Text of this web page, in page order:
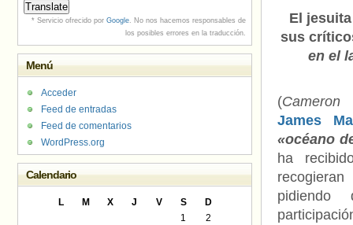
El
sus
en el
(Cameron
James
«océano
ha
* Servicio ofrecido por Google. No nos hacemos responsables de
los posibles errores en la traducción.
Menú
Acceder
Feed de entradas
Feed de comentarios
WordPress.org
Calendario
L M X J V S
D
1
2